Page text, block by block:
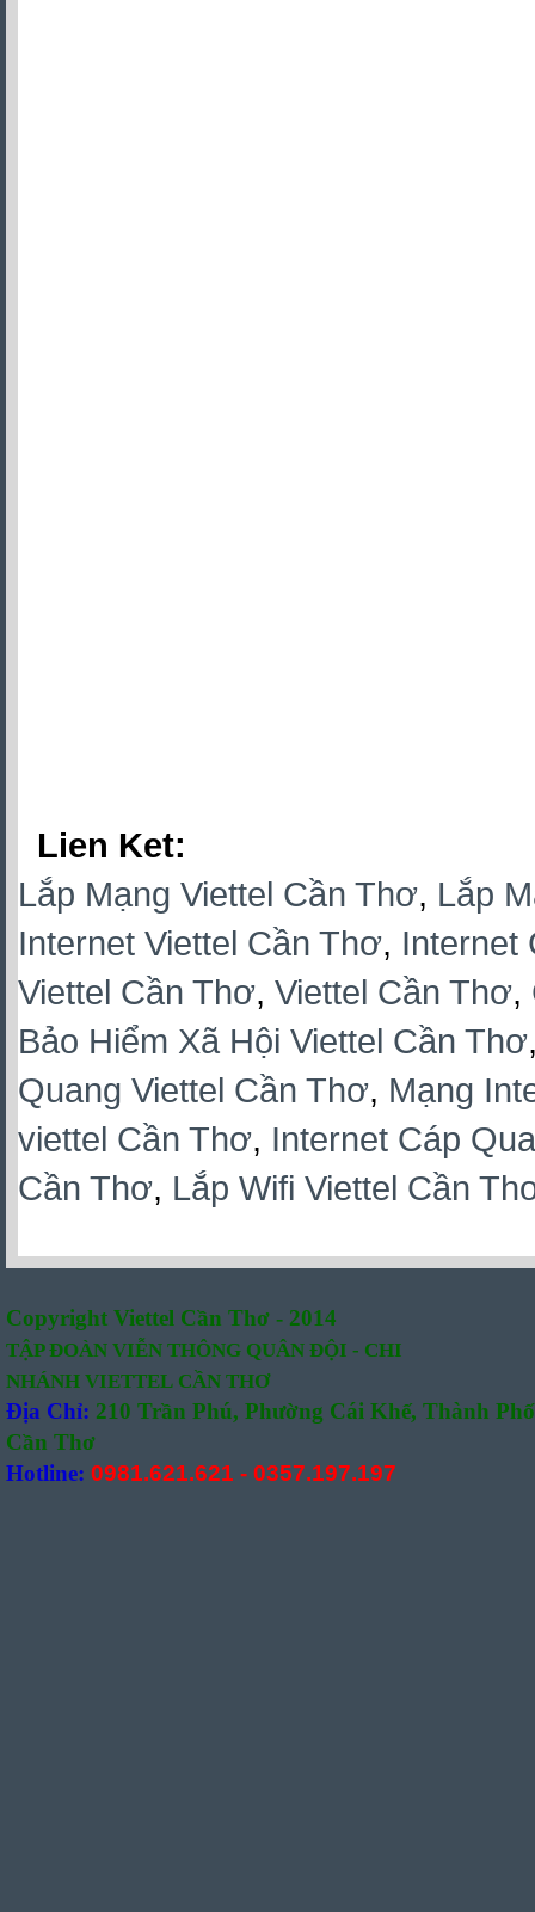
Lien Ket:
Lắp Mạng Viettel Cần Thơ, Lắp
Internet Viettel Cần Thơ, Internet
Viettel Cần Thơ, Viettel Cần Thơ,
Bảo Hiểm Xã Hội Viettel Cần Thơ
Quang Viettel Cần Thơ, Mạng
viettel Cần Thơ, Internet Cáp
Cần Thơ, Lắp Wifi Viettel Cần
Copyright Viettel Cần Thơ - 2014
TẬP ĐOÀN VIỄN THÔNG QUÂN ĐỘI - CHI
NHÁNH VIETTEL CẦN THƠ
Địa Chỉ: 210 Trần Phú, Phường Cái Khế, Thành Phố
Cần Thơ
Hotline: 0981.621.621 - 0357.197.197